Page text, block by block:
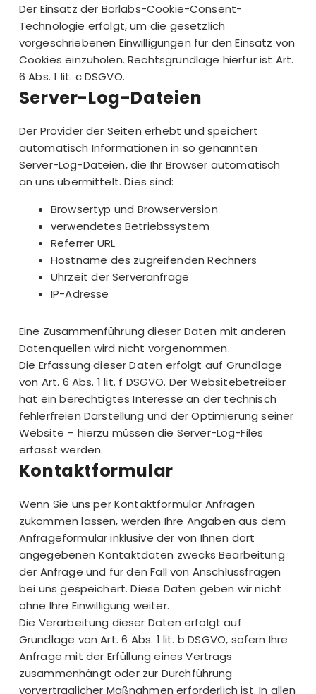
Der Einsatz der Borlabs-Cookie-Consent-
Technologie erfolgt, um die gesetzlich
vorgeschriebenen Einwilligungen für den Einsatz von
Cookies einzuholen. Rechtsgrundlage hierfür ist Art.
6 Abs. 1 lit. c DSGVO.
Server-Log-Dateien
Der Provider der Seiten erhebt und speichert
automatisch Informationen in so genannten
Server-Log-Dateien, die Ihr Browser automatisch
an uns übermittelt. Dies sind:
Browsertyp und Browserversion
verwendetes Betriebssystem
Referrer URL
Hostname des zugreifenden Rechners
Uhrzeit der Serveranfrage
IP-Adresse
Eine Zusammenführung dieser Daten mit anderen
Datenquellen wird nicht vorgenommen.
Die Erfassung dieser Daten erfolgt auf Grundlage
von Art. 6 Abs. 1 lit. f DSGVO. Der Websitebetreiber
hat ein berechtigtes Interesse an der technisch
fehlerfreien Darstellung und der Optimierung seiner
Website – hierzu müssen die Server-Log-Files
erfasst werden.
Kontaktformular
Wenn Sie uns per Kontaktformular Anfragen
zukommen lassen, werden Ihre Angaben aus dem
Anfrageformular inklusive der von Ihnen dort
angegebenen Kontaktdaten zwecks Bearbeitung
der Anfrage und für den Fall von Anschlussfragen
bei uns gespeichert. Diese Daten geben wir nicht
ohne Ihre Einwilligung weiter.
Die Verarbeitung dieser Daten erfolgt auf
Grundlage von Art. 6 Abs. 1 lit. b DSGVO, sofern Ihre
Anfrage mit der Erfüllung eines Vertrags
zusammenhängt oder zur Durchführung
vorvertraglicher Maßnahmen erforderlich ist. In allen